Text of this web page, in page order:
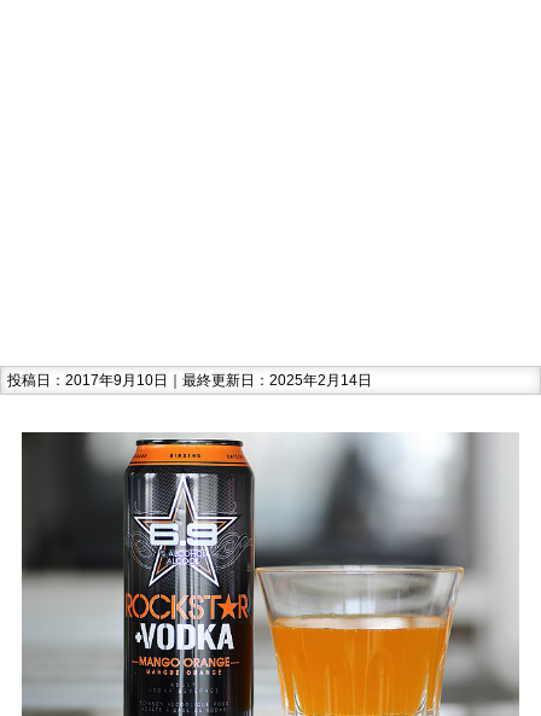
投稿日：2017年9月10日｜最終更新日：2025年2月14日